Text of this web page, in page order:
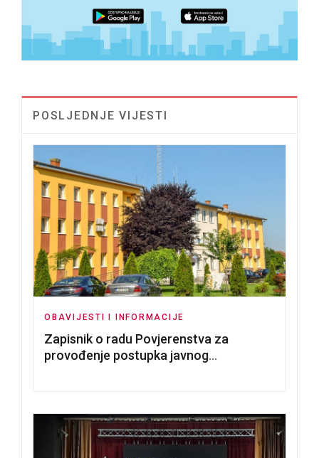
POSLJEDNJE VIJESTI
OBAVIJESTI I INFORMACIJE
Zapisnik o radu Povjerenstva za
provođenje postupka javnog